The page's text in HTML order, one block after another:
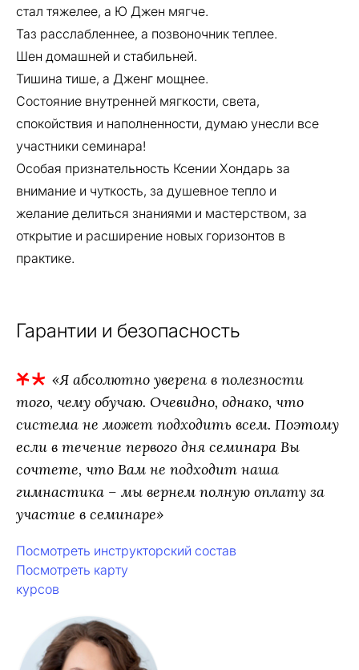
стал тяжелее, а Ю Джен мягче.
Таз расслабленнее, а позвоночник теплее.
Шен домашней и стабильней.
Тишина тише, а Дженг мощнее.
Состояние внутренней мягкости, света,
спокойствия и наполненности, думаю унесли все
участники семинара!
Особая признательность Ксении Хондарь за
внимание и чуткость, за душевное тепло и
желание делиться знаниями и мастерством, за
открытие и расширение новых горизонтов в
практике.
Гарантии и безопасность
«Я абсолютно уверена в полезности
того, чему обучаю. Очевидно, однако, что
система не может подходить всем. Поэтому
если в течение первого дня семинара Вы
сочтете, что Вам не подходит наша
гимнастика – мы вернем полную оплату за
участие в семинаре»
Посмотреть инструкторский состав
Посмотреть карту
курсов